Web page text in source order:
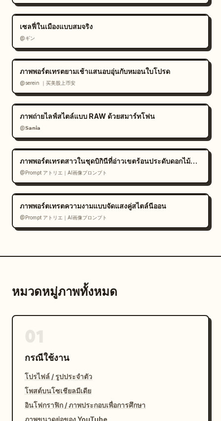
เซลฟี่ในเมืองแบบสมจริง
@ギン
ภาพพอร์ตเทรตยามเช้าแสนอบอุ่นกับหมอนใบโปรด
@serein ｜买美股上币安
ภาพถ่ายไลฟ์สไตล์แบบ RAW ด้วยสมาร์ทโฟน
@𝗦𝗮𝗻𝗶𝗮
ภาพพอร์ตเทรตสาวในชุดบิกินีที่อ่าวเขตร้อนประดับดอกไม้สีขาว
@Prompt アトリエ｜AI画像プロンプト
ภาพพอร์ตเทรตความงามแบบจัดแสงคู่สไตล์นีออน
@Prompt アトリエ｜AI画像プロンプト
หมวดหมู่ภาพทั้งหมด
กรณีใช้งาน
โปรไฟล์ / รูปประจำตัว
โพสต์บนโซเชียลมีเดีย
อินโฟกราฟิก / ภาพประกอบเพื่อการศึกษา
ภาพขนาดย่อของ YouTube